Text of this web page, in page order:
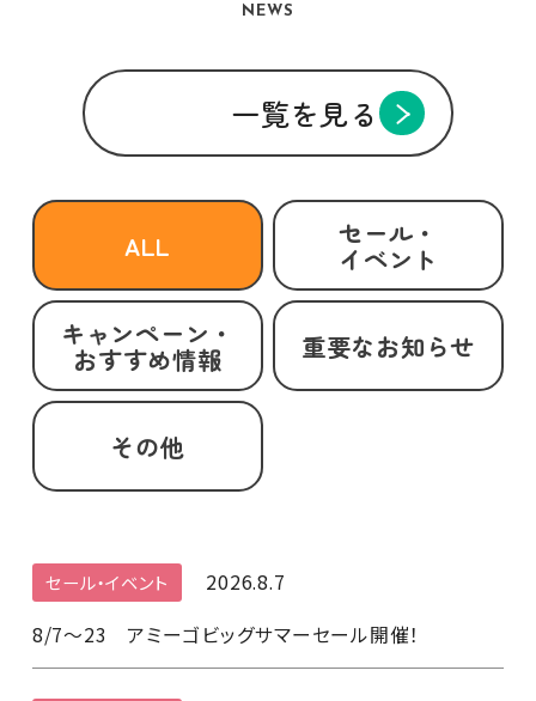
NEWS
一覧を見る
ALL セール・
イベント
キャンペーン・
おすすめ情報 重要なお知らせ
その他
セール・イベント
2026.8.7
8/7～23 アミーゴビッグサマーセール開催！